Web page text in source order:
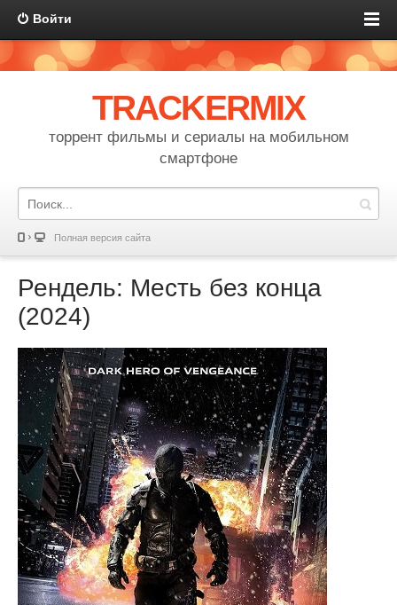
Войти
TRACKERMIX
торрент фильмы и сериалы на мобильном
смартфоне
Полная версия сайта
Рендель: Месть без конца
(2024)